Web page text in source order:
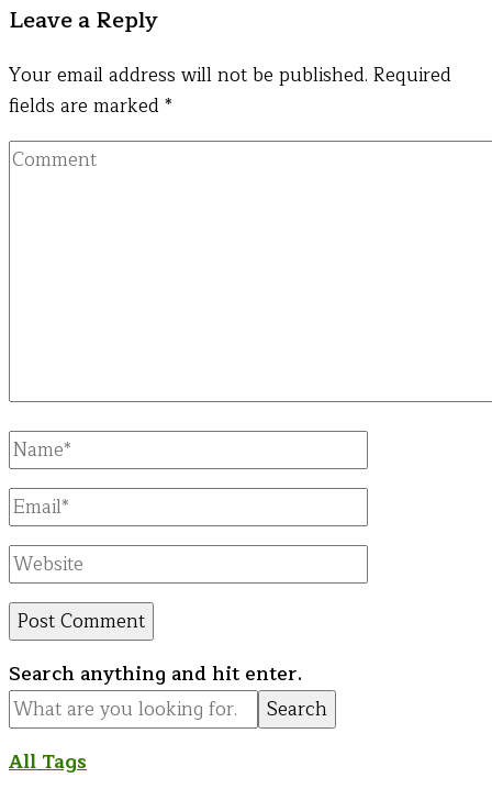
Leave a Reply
Your email address will not be published. Required
fields are marked *
Comment
Full
Name
Email
Website
Looking
for
Something?
Search anything and hit enter.
All Tags